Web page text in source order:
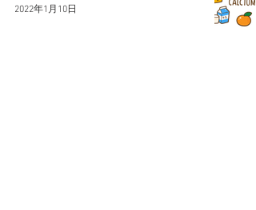
2022年1月10日